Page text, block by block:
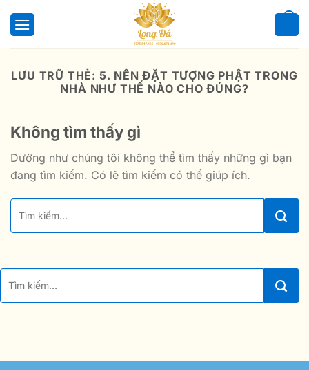
qua
LƯU TRỮ THẺ: 5. NÊN ĐẶT TƯỢNG PHẬT TRONG
NHÀ NHƯ THẾ NÀO CHO ĐÚNG?
Không tìm thấy gì
Dường như chúng tôi không thể tìm thấy những gì bạn
đang tìm kiếm. Có lẽ tìm kiếm có thể giúp ích.